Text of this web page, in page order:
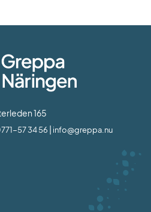
165
57 34 56 | info@greppa.nu